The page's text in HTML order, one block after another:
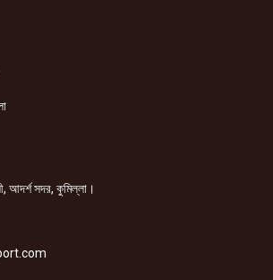
আদর্শ সদর, কুমিল্লা।